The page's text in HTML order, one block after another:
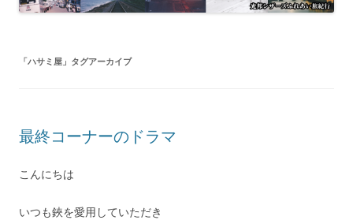
「ハサミ屋 」タグアーカイブ
最終コーナーのドラマ
こんにちは
いつも鋏を愛用していただき